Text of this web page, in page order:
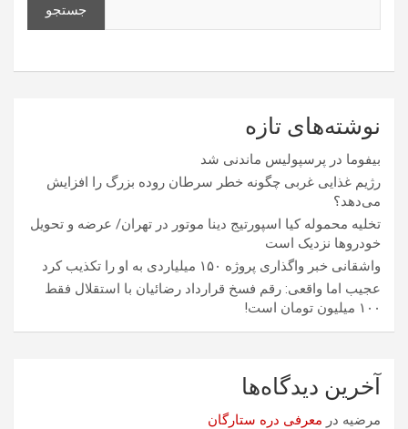
جستجو
نوشته‌های تازه
بیفوما در پرسپولیس ماندنی شد
رژیم غذایی غربی چگونه خطر سرطان روده بزرگ را افزایش
می‌دهد؟
تخلیه محموله کیا اسپورتیج دینا موتور در تهران/ عرضه و تحویل
خودروها نزدیک است
واشقانی خبر واگذاری پروژه ۱۵۰ میلیاردی به او را تکذیب کرد
عجیب اما واقعی: رقم فسخ قرارداد رضائیان با استقلال فقط
۱۰۰ میلیون تومان است!
آخرین دیدگاه‌ها
مرضیه در معرفی دره ستارگان